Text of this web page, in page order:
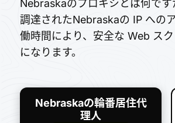
Nebraskaのプロキシとは何で
調達されたNebraskaの IP への
働時間により、安全な Web ス
になります。
Nebraskaの輪番居住代
理人